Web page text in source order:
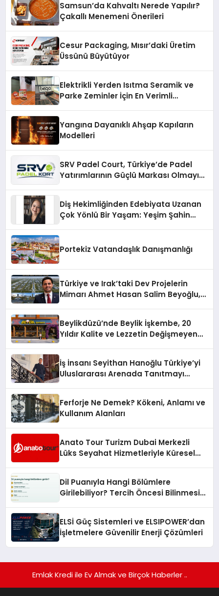
Samsun’da Kahvaltı Nerede Yapılır?
Çakallı Menemeni Önerileri
Cesur Packaging, Mısır’daki Üretim
Üssünü Büyütüyor
Elektrikli Yerden Isıtma Seramik ve
Parke Zeminler İçin En Verimli
Yangına Dayanıklı Ahşap Kapıların
Modelleri
SRV Padel Court, Türkiye’de Padel
Yatırımlarının Güçlü Markası Olmayı
Diş Hekimliğinden Edebiyata Uzanan
Çok Yönlü Bir Yaşam: Yeşim Şahin
Portekiz Vatandaşlık Danışmanlığı
Türkiye ve Irak’taki Dev Projelerin
Mimarı Ahmet Hasan Salim Beyoğlu,
Hayata Geçirecek
Beylikdüzü’nde Beylik İşkembe, 20
Yıldır Kalite ve Lezzetin Değişmeyen
İş İnsanı Seyithan Hanoğlu Türkiye’yi
Uluslararası Arenada Tanıtmayı
Ferforje Ne Demek? Kökeni, Anlamı ve
Kullanım Alanları
Anato Tour Turizm Dubai Merkezli
Lüks Seyahat Hizmetleriyle Küresel
Dil Puanıyla Hangi Bölümlere
Girilebiliyor? Tercih Öncesi Bilinmesi
ELSİ Güç Sistemleri ve ELSIPOWER’dan
İşletmelere Güvenilir Enerji Çözümleri
Emlak Kredi ile Ev Almak ve Birçok Haberler ..